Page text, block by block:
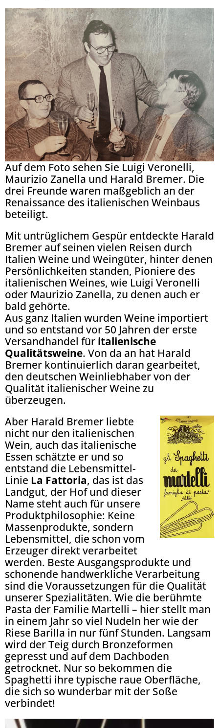
Auf dem Foto sehen Sie Luigi Veronelli,
Maurizio Zanella und Harald Bremer. Die
drei Freunde waren maßgeblich an der
Renaissance des italienischen Weinbaus
beteiligt.
Mit untrüglichem Gespür entdeckte Harald
Bremer auf seinen vielen Reisen durch
Italien Weine und Weingüter, hinter denen
Persönlichkeiten standen, Pioniere des
italienischen Weines, wie Luigi Veronelli
oder Maurizio Zanella, zu denen auch er
bald gehörte.
Aus ganz Italien wurden Weine importiert
und so entstand vor 50 Jahren der erste
Versandhandel für italienische
Qualitätsweine. Von da an hat Harald
Bremer kontinuierlich daran gearbeitet,
den deutschen Weinliebhaber von der
Qualität italienischer Weine zu
überzeugen.
Aber Harald Bremer liebte
nicht nur den italienischen
Wein, auch das italienische
Essen schätzte er und so
entstand die Lebensmittel-
Linie La Fattoria, das ist das
Landgut, der Hof und dieser
Name steht auch für unsere
Produktphilosophie: Keine
Massenprodukte, sondern
Lebensmittel, die schon vom
Erzeuger direkt verarbeitet
werden. Beste Ausgangsprodukte und
schonende handwerkliche Verarbeitung
sind die Voraussetzungen für die Qualität
unserer Spezialitäten. Wie die berühmte
Pasta der Familie Martelli – hier stellt man
in einem Jahr so viel Nudeln her wie der
Riese Barilla in nur fünf Stunden. Langsam
wird der Teig durch Bronzeformen
gepresst und auf dem Dachboden
getrocknet. Nur so bekommen die
Spaghetti ihre typische raue Oberfläche,
die sich so wunderbar mit der Soße
verbindet!